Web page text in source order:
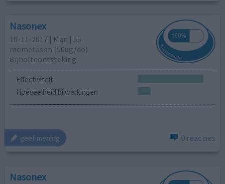
Nasonex
10-11-2017 | Man | 55
mometason (50ug/do)
Bijholteontsteking
Effectiviteit
Hoeveelheid bijwerkingen
geef mening 0 reacties
Nasonex